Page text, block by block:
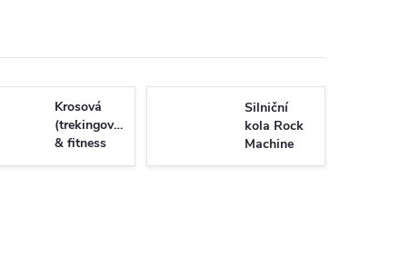
Krosová
(trekingová)
& fitness
kola Rock
Silniční
kola Rock
Machine